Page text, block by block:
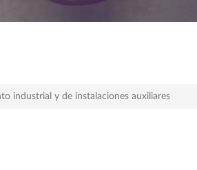
industrial y de instalaciones auxiliares